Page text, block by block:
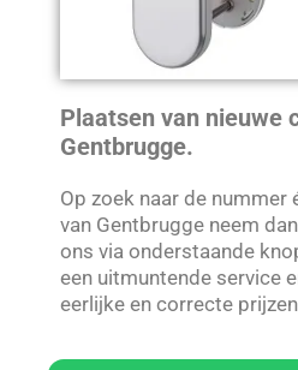
Plaatsen van nieuwe
Gentbrugge.
Op zoek naar de nummer
van Gentbrugge neem
ons via onderstaande
een uitmuntende service
eerlijke en correcte